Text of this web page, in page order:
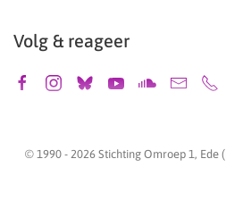
Volg & reageer
© 1990 - 2026 Stichting Omroep 1, Ede